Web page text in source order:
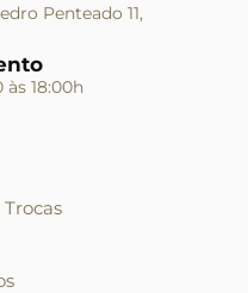
Penteado 11,
18:00h